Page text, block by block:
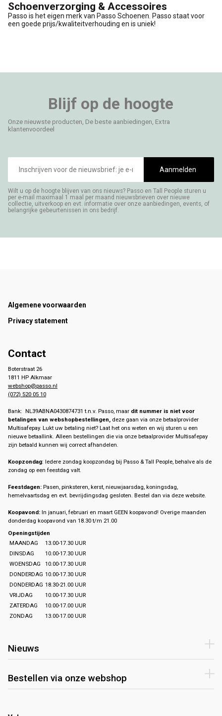
Schoenverzorging & Accessoires
Passo is het eigen merk van Passo Schoenen. Passo staat voor
een goede prijs/kwaliteitverhouding en is uniek!
Blijf op de hoogte
Onze nieuwste producten, De beste aanbiedingen, Extra
klantenvoordeel
mailadres
Aanmelden
Wilt u op de hoogte blijven van ons nieuws? Passo en Tall People sturen u
per e-mail maximaal 1 maal per maand nieuwsbrieven over nieuwe
collectie, uitverkoop en evt. informatie over onze aanbiedingen, events, of
belangrijke gebeurtenissen in ons bedrijf.
Footer
Algemene voorwaarden
Privacy statement
Contact
Boterstraat 26
1811 HP Alkmaar
webshop@passo.nl
(072) 520 05 10
Bank: NL39ABNA0430874731 t.n.v. Passo, maar dit nummer is niet voor
betalingen van webshopbestellingen, deze gaan via onze betaalprovider
Multisafepay. Lukt uw betaling niet? Laat het ons weten en wij sturen u een
nieuwe betaallink. Alleen bestellingen die via onze betaalprovider Multisafepay
zijn betaald kunnen wij correct afhandelen.
Koopzondag: Iedere zondag koopzondag bij Passo & Tall People, behalve als de
zondag op een feestdag valt.
Feestdagen: Pasen, pinksteren, kerst, nieuwjaarsdag, koningsdag,
hemelvaartsdag en evt. bevrijdingsdag gesloten. Bestel dan via deze website.
Koopavond: In januari, februari en maart GEEN koopavond! Overige maanden
donderdag koopavond van 18.30 t/m 21.00
Openingstijden
MAANDAG
13.00-17.30 UUR
DINSDAG
10.00-17.30 UUR
WOENSDAG
10.00-17.30 UUR
DONDERDAG 10.00-17.30 UUR
DONDERDAG 18.30-21.00 UUR
VRIJDAG
10.00-17.30 UUR
ZATERDAG
10.00-17.00 UUR
ZONDAG
13.00-17.00 UUR
Nieuws
Bestellen via onze webshop